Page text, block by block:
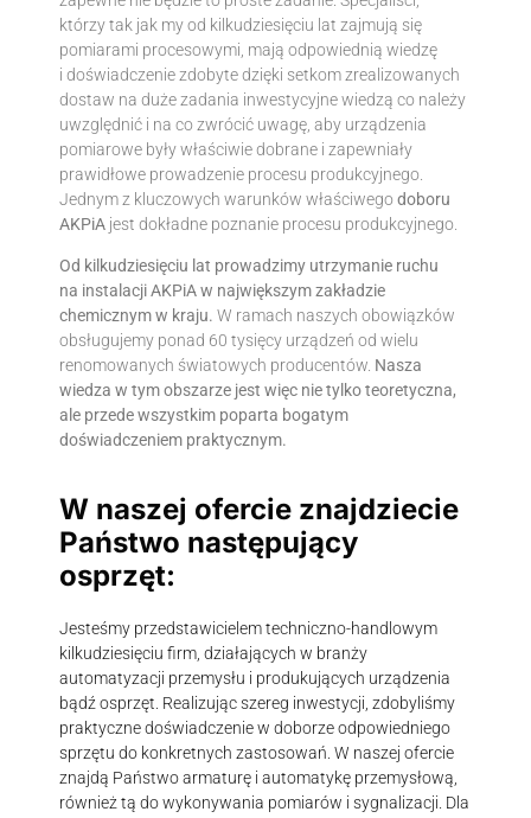
którzy tak jak my od kilkudziesięciu lat zajmują się
pomiarami procesowymi, mają odpowiednią wiedzę
i doświadczenie zdobyte dzięki setkom zrealizowanych
dostaw na duże zadania inwestycyjne wiedzą co należy
uwzględnić i na co zwrócić uwagę, aby urządzenia
pomiarowe były właściwie dobrane i zapewniały
prawidłowe prowadzenie procesu produkcyjnego.
Jednym z kluczowych warunków właściwego doboru
AKPiA jest dokładne poznanie procesu produkcyjnego.
Od kilkudziesięciu lat prowadzimy utrzymanie ruchu
na instalacji AKPiA w największym zakładzie
chemicznym w kraju. W ramach naszych obowiązków
obsługujemy ponad 60 tysięcy urządzeń od wielu
renomowanych światowych producentów. Nasza
wiedza w tym obszarze jest więc nie tylko teoretyczna,
ale przede wszystkim poparta bogatym
doświadczeniem praktycznym.
W naszej ofercie znajdziecie
Państwo następujący
osprzęt:
Jesteśmy przedstawicielem techniczno-handlowym
kilkudziesięciu firm, działających w branży
automatyzacji przemysłu i produkujących urządzenia
bądź osprzęt. Realizując szereg inwestycji, zdobyliśmy
praktyczne doświadczenie w doborze odpowiedniego
sprzętu do konkretnych zastosowań. W naszej ofercie
znajdą Państwo armaturę i automatykę przemysłową,
również tą do wykonywania pomiarów i sygnalizacji. Dla